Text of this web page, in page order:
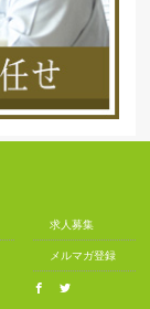
求人募集
メルマガ登録